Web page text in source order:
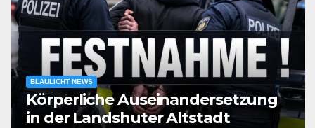
BLAULICHT NEWS
Körperliche Auseinandersetzung
in der Landshuter Altstadt